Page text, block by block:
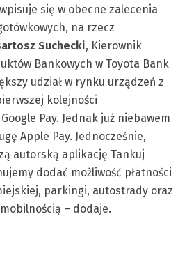
się w obecne zalecenia
na rzecz
Suchecki, Kierownik
Bankowych w Toyota Bank
udział w rynku urządzeń z
kolejności
Pay. Jednak już niebawem
Apple Pay. Jednocześnie,
autorską aplikację Tankuj
dodać możliwość płatności
parkingi, autostrady oraz
– dodaje.